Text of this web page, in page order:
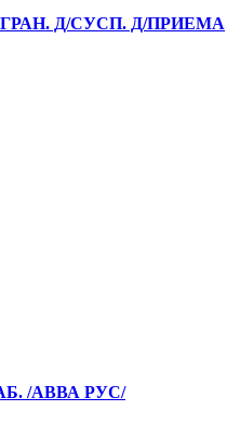
Д/СУСП. Д/ПРИЕМА
/АВВА РУС/